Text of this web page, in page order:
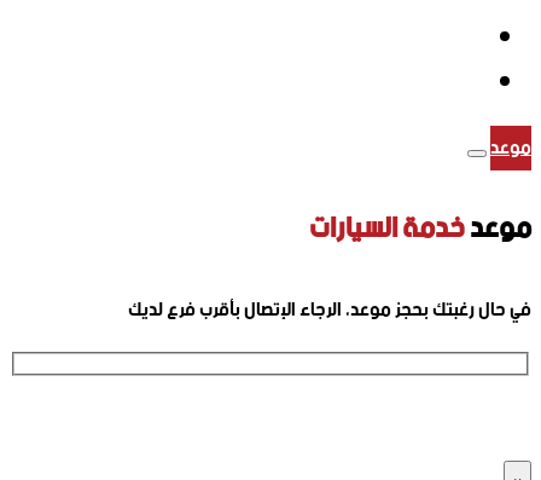
موعد
موعدخدمة السيارات
في حال رغبتك بحجز موعد، الرجاء الإتصال بأقرب فرع لديك